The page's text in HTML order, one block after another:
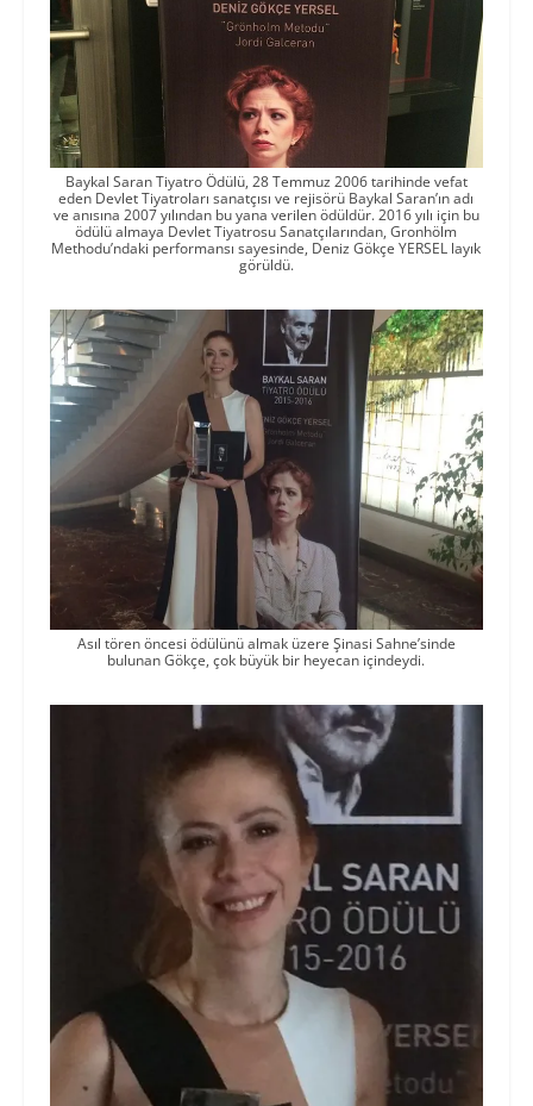
Baykal Saran Tiyatro Ödülü, 28 Temmuz 2006 tarihinde vefat
eden Devlet Tiyatroları sanatçısı ve rejisörü Baykal Saran’ın adı
ve anısına 2007 yılından bu yana verilen ödüldür. 2016 yılı için bu
ödülü almaya Devlet Tiyatrosu Sanatçılarından, Gronhölm
Methodu’ndaki performansı sayesinde, Deniz Gökçe YERSEL layık
görüldü.
Asıl tören öncesi ödülünü almak üzere Şinasi Sahne’sinde
bulunan Gökçe, çok büyük bir heyecan içindeydi.